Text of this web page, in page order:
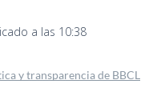
a las 10:38
y transparencia de BBCL